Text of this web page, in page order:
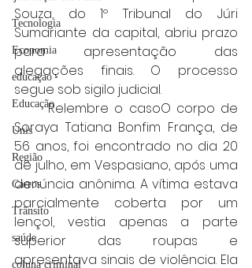
Tecnologia
Economia
educaçao
Educação
Unis
Região
Carros
Trânsito
saúde
coluna criminal
Souza, do 1º Tribunal do Júri
Sumariante da capital, abriu prazo
para apresentação das
alegações finais. O processo
segue sob sigilo judicial.
	Relembre o casoO corpo de
Soraya Tatiana Bonfim França, de
56 anos, foi encontrado no dia 20
de julho, em Vespasiano, após uma
denúncia anônima. A vítima estava
parcialmente coberta por um
lençol, vestia apenas a parte
superior das roupas e
apresentava sinais de violência. Ela